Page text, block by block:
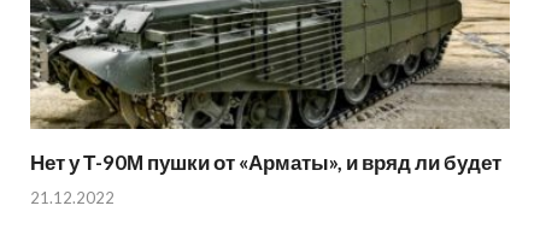
Нет у Т-90М пушки от «Арматы», и вряд ли будет
21.12.2022